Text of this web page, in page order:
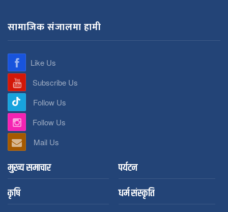
सामाजिक संजालमा हामी
Like Us
Subscribe Us
Follow Us
Follow Us
Mail Us
मुख्य समाचार
पर्यटन
कृषि
धर्म संस्कृति